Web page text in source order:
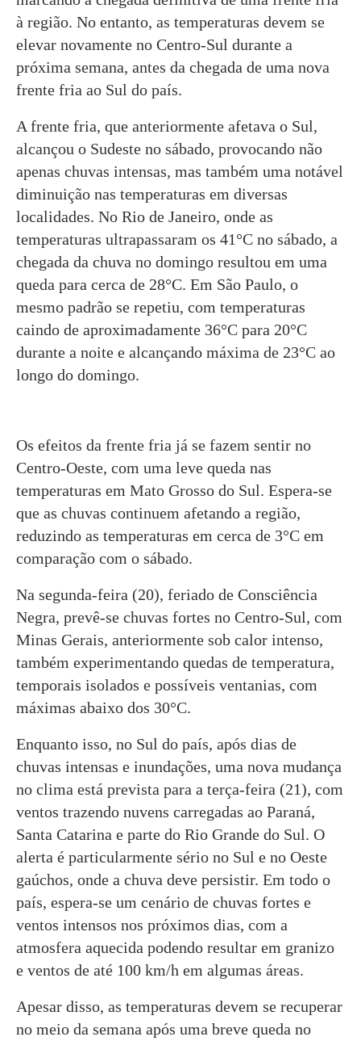
à região. No entanto, as temperaturas devem se
elevar novamente no Centro-Sul durante a
próxima semana, antes da chegada de uma nova
frente fria ao Sul do país.
A frente fria, que anteriormente afetava o Sul,
alcançou o Sudeste no sábado, provocando não
apenas chuvas intensas, mas também uma notável
diminuição nas temperaturas em diversas
localidades. No Rio de Janeiro, onde as
temperaturas ultrapassaram os 41°C no sábado, a
chegada da chuva no domingo resultou em uma
queda para cerca de 28°C. Em São Paulo, o
mesmo padrão se repetiu, com temperaturas
caindo de aproximadamente 36°C para 20°C
durante a noite e alcançando máxima de 23°C ao
longo do domingo.
Os efeitos da frente fria já se fazem sentir no
Centro-Oeste, com uma leve queda nas
temperaturas em Mato Grosso do Sul. Espera-se
que as chuvas continuem afetando a região,
reduzindo as temperaturas em cerca de 3°C em
comparação com o sábado.
Na segunda-feira (20), feriado de Consciência
Negra, prevê-se chuvas fortes no Centro-Sul, com
Minas Gerais, anteriormente sob calor intenso,
também experimentando quedas de temperatura,
temporais isolados e possíveis ventanias, com
máximas abaixo dos 30°C.
Enquanto isso, no Sul do país, após dias de
chuvas intensas e inundações, uma nova mudança
no clima está prevista para a terça-feira (21), com
ventos trazendo nuvens carregadas ao Paraná,
Santa Catarina e parte do Rio Grande do Sul. O
alerta é particularmente sério no Sul e no Oeste
gaúchos, onde a chuva deve persistir. Em todo o
país, espera-se um cenário de chuvas fortes e
ventos intensos nos próximos dias, com a
atmosfera aquecida podendo resultar em granizo
e ventos de até 100 km/h em algumas áreas.
Apesar disso, as temperaturas devem se recuperar
no meio da semana após uma breve queda no